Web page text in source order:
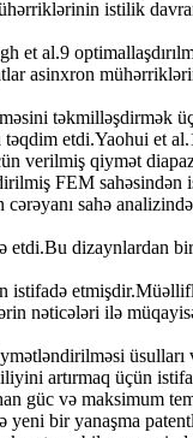
istilik
al.9
asinxron
təkmilləşdirmək
etdi.Yaohui et
verilmiş qiymət
FEM sahəsindən
sahə
etdi.Bu dizaynlardan
nəticələri ilə
üsulları
artırmaq üçün
güc və maksimum
yeni bir yanaşma